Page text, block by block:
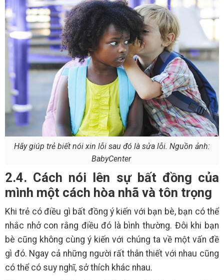
Hãy giúp trẻ biết nói xin lỗi sau đó là sửa lỗi. Nguồn ảnh:
BabyCenter
2.4. Cách nói lên sự bất đồng của
mình một cách hòa nhã và tôn trọng
Khi trẻ có điều gì bất đồng ý kiến với bạn bè, bạn có thể
nhắc nhở con rằng điều đó là bình thường. Đôi khi bạn
bè cũng không cùng ý kiến với chúng ta về một vấn đề
gì đó. Ngay cả những người rất thân thiết với nhau cũng
có thể có suy nghĩ, sở thích khác nhau.